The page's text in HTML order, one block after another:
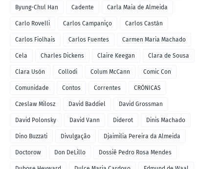
Byung-Chul Han Cadente Carla Maia de Almeida
Carlo Rovelli Carlos Campaniço Carlos Castán
Carlos Fiolhais Carlos Fuentes Carmen Maria Machado
Cela Charles Dickens Claire Keegan Clara de Sousa
Clara Usón Collodi Colum McCann Comic Con
Comunidade Contos Correntes CRÓNICAS
Czeslaw Milosz David Baddiel David Grossman
David Polonsky David Vann Diderot Dinis Machado
Dino Buzzati Divulgação Djaimilia Pereira da Almeida
Doctorow Don DeLillo Dossiê Pedro Rosa Mendes